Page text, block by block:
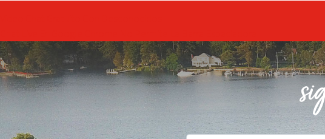
navigation